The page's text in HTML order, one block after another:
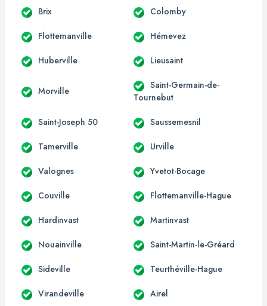
Brix Colomby
Flottemanville Hémevez
Huberville Lieusaint
Morville
Saint-Germain-de-
Tournebut
Saint-Joseph 50 Saussemesnil
Tamerville Urville
Valognes Yvetot-Bocage
Couville Flottemanville-Hague
Hardinvast Martinvast
Nouainville Saint-Martin-le-Gréard
Sideville Teurthéville-Hague
Virandeville Airel